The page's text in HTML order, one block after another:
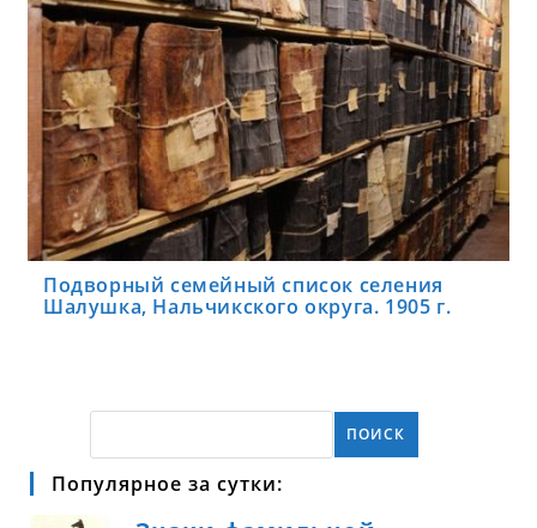
Подворный семейный список селения
Шалушка, Нальчикского округа. 1905 г.
ПОИСК
Популярное за сутки: